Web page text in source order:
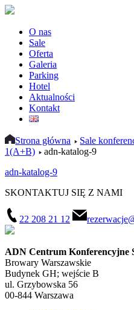
O nas
Sale
Oferta
Galeria
Parking
Hotel
Aktualności
Kontakt
Strona główna Sale
1(A+B)
adn-katalog-9
adn-katalog-9
SKONTAKTUJ SIĘ Z NAMI
22 208 21 12
ADN Centrum Konferencyjne
Browary Warszawskie
Budynek GH; wejście B
ul. Grzybowska 56
00-844 Warszawa